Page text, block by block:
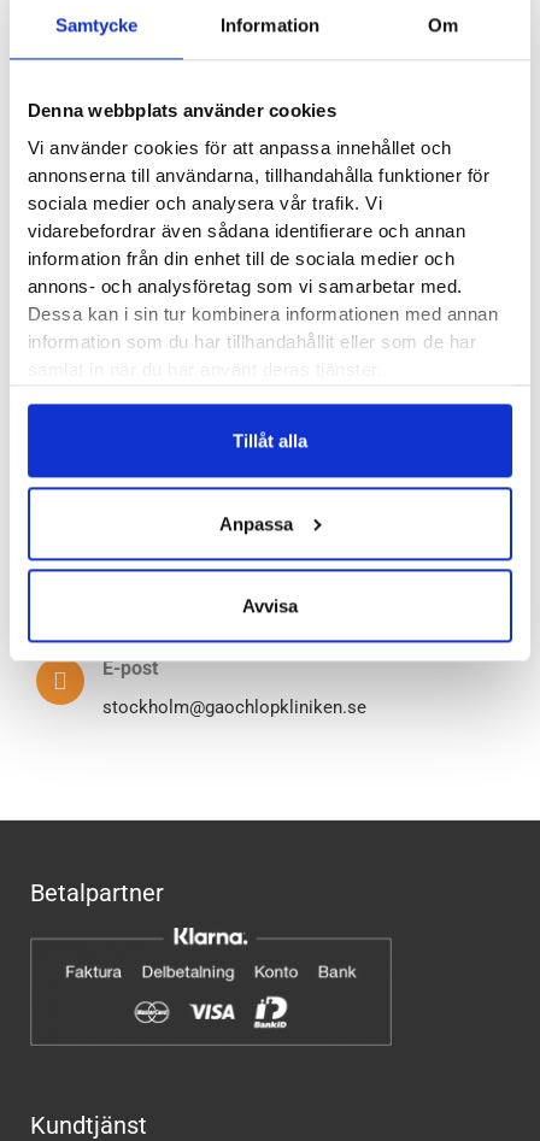
Samtycke Information Om
Denna webbplats använder cookies
Vi använder cookies för att anpassa innehållet och
annonserna till användarna, tillhandahålla funktioner för
sociala medier och analysera vår trafik. Vi
vidarebefordrar även sådana identifierare och annan
information från din enhet till de sociala medier och
annons- och analysföretag som vi samarbetar med.
Dessa kan i sin tur kombinera informationen med annan
information som du har tillhandahållit eller som de har
Tillåt alla
Anpassa
Avvisa
Adress
Hornsgatan 143 C
117 28 Stockholm
Telefon
Öppettider butik
Mån – Tors 10.00 – 18.00
Fredagar 09.00 – 17.00
E-post
stockholm@gaochlopkliniken.se
Betalpartner
Kundtjänst